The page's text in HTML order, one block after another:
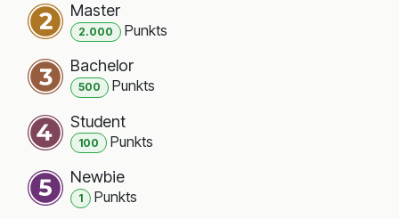
Master
2.000 Punkts
Bachelor
500 Punkts
Student
100 Punkts
Newbie
1 Punkts